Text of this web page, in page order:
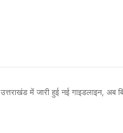
उत्तराखंड में जारी हुई नई गाइडलाइन, अब